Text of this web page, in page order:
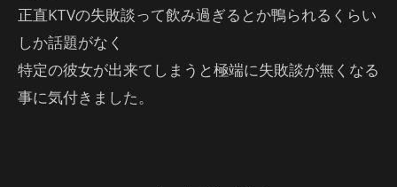
正直KTVの失敗談って飲み過ぎるとか鴨られるくらい
しか話題がなく
特定の彼女が出来てしまうと極端に失敗談が無くなる
事に気付きました。